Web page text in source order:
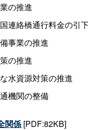
の推進
連絡橋通行料金の引
事業の推進
の推進
水資源対策の推進
機関の整備
関係[PDF:82KB]